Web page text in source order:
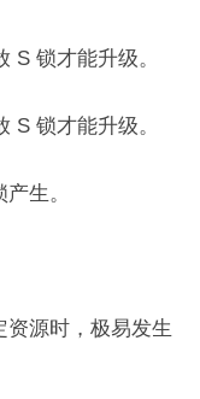
S 锁才能升级。
S 锁才能升级。
生。
资源时，极易发生